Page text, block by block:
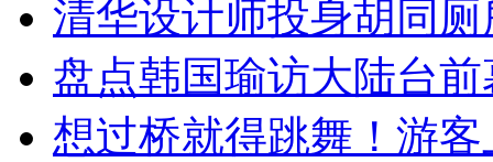
清华设计师投身胡同
盘点韩国瑜访大陆台
想过桥就得跳舞！游客